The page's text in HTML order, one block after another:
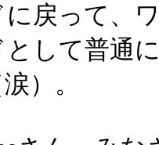
に戻って、
として普通
）。